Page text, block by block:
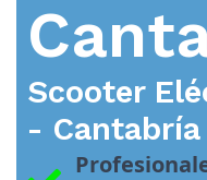
Scooter
- Cantabría